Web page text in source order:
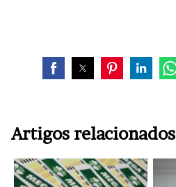
Artigos relacionados